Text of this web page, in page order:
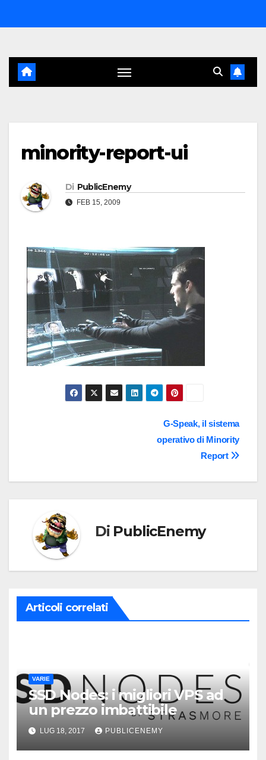
al
minority-report-ui
Di PublicEnemy
FEB 15, 2009
G-Speak, il sistema
operativo di Minority
Report
Di PublicEnemy
Articoli correlati
VARIE
SSD Nodes: i migliori VPS ad
un prezzo imbattibile
LUG 18, 2017 PUBLICENEMY